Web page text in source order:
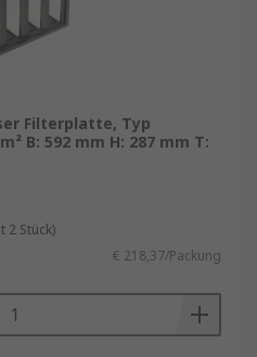
Filterplatte, Typ
B: 592 mm H: 287 mm T:
2 Stück)
€ 218,37/Packung